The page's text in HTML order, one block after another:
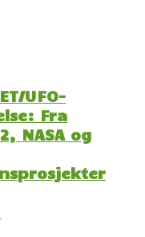
UFO-
Fra
NASA og